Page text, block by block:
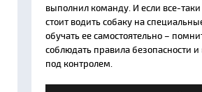
выполнил команду. И если все-
стоит водить собаку на
обучать ее самостоятельно –
соблюдать правила безопасности
под контролем.